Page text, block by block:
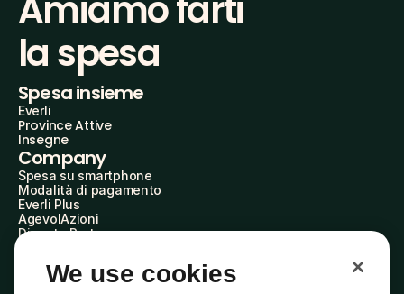
Amiamo farti
la spesa
Spesa insieme
Everli
Province Attive
Insegne
Company
Spesa su smartphone
Modalità di pagamento
Everli Plus
AgevolAzioni
Diventa Partner
Everli Shoppers
About Us
We use cookies